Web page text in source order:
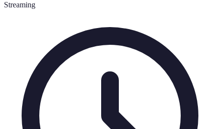
Streaming